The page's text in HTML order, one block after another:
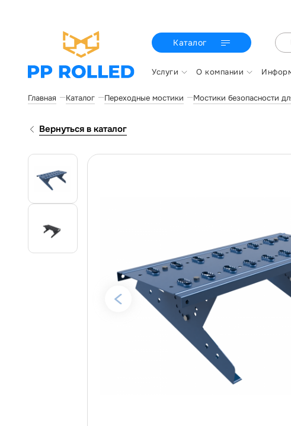
Каталог
Услуги О компании
Главная Каталог Переходные мостики Мостики безопасности
Вернуться в каталог